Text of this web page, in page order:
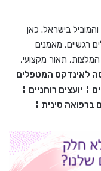
בישראל. כאן
רגשיים, מאמנים
המלצות, תאור מקצועי,
לאינדקס המטפלים
¦ יועצים רוחניים ¦
ברפואה סינית ¦